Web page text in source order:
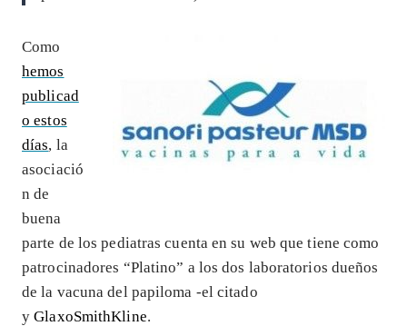
Como
hemos
publicad
o estos
días, la
asociació
n de
buena
parte de los pediatras cuenta en su web que tiene como
patrocinadores “Platino” a los dos laboratorios dueños
de la vacuna del papiloma -el citado
yGlaxoSmithKline.